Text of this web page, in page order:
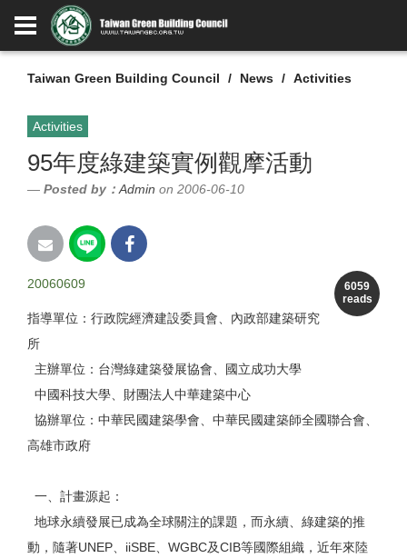
Taiwan Green Building Council News Activities
Activities
95年度綠建築實例觀摩活動
Posted by： Admin on 2006-06-10
6059
reads
20060609
指導單位：行政院經濟建設委員會、內政部建築研究
所
主辦單位：台灣綠建築發展協會、國立成功大學
中國科技大學、財團法人中華建築中心
協辦單位：中華民國建築學會、中華民國建築師全國聯合會、
高雄市政府
一、計畫源起：
地球永續發展已成為全球關注的課題，而永續、綠建築的推
動，隨著UNEP、iiSBE、WGBC及CIB等國際組織，近年來陸